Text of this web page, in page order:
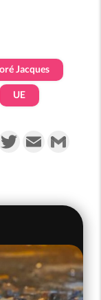
Jacques
UE
FacebookTwitterEmail